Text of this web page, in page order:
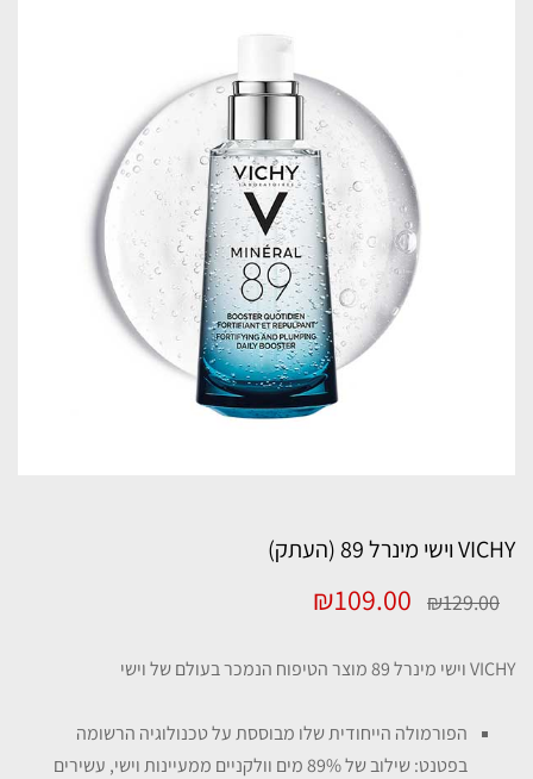
VICHY וישי מינרל 89 (העתק)
₪129.00
המחיר
₪129.00.
₪109.00
₪109.00.
VICHY וישי מינרל 89 מוצר הטיפוח הנמכר בעולם של וישי
הפורמולה הייחודית שלו מבוססת על טכנולוגיה הרשומה
בפטנט: שילוב של 89% מים וולקניים ממעיינות וישי, עשירים